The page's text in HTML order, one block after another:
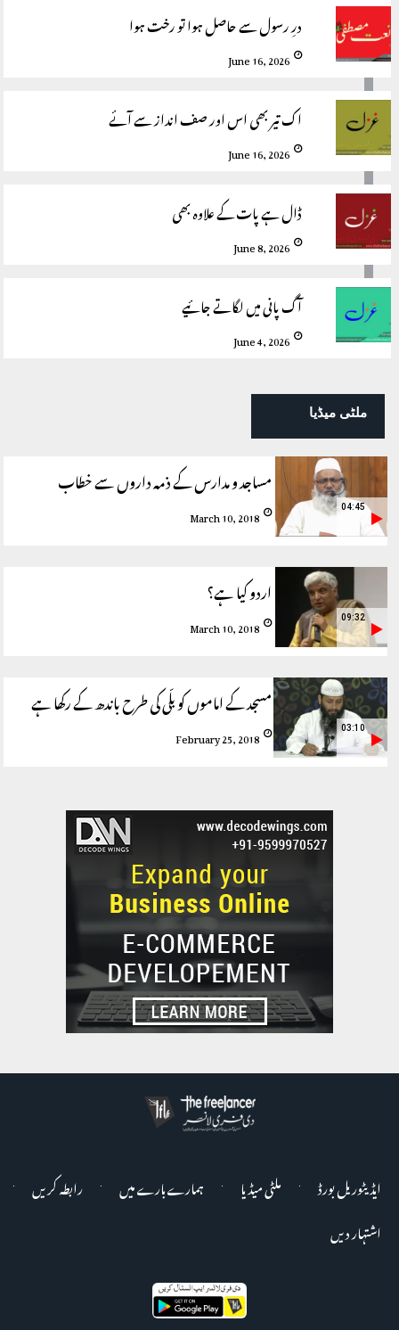
درِ رسول سے حاصل ہوا تو رخت ہوا
June 16, 2026
اک تیر بھی اس اور صف انداز سے آئے
June 16, 2026
ڈال ہے پات کے علاوہ بھی
June 8, 2026
آگ پانی میں لگاتے جائیے
June 4, 2026
ملٹی میڈیا
مساجد و مدارس کے ذمہ داروں سے خطاب
March 10, 2018 04:45
اردو کیا ہے؟
March 10, 2018 09:32
مسجد کے اماموں کو بلّی کی طرح باندھ کے رکھا ہے
February 25, 2018 03:10
ایڈیٹوریل بورڈ ملٹی میڈیا ہمارے بارے میں
رابطہ کریں
اشتہار دیں